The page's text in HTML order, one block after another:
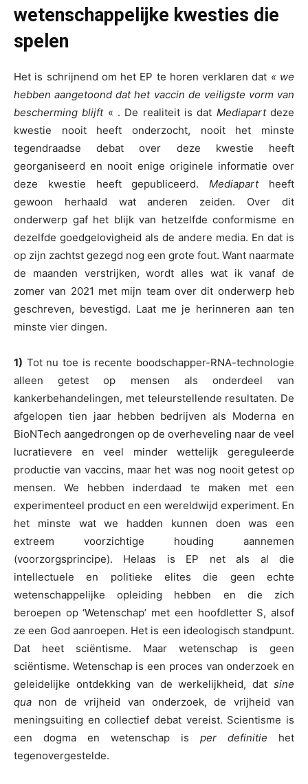
wetenschappelijke kwesties die
spelen
Het is schrijnend om het EP te horen verklaren dat « we
hebben aangetoond dat het vaccin de veiligste vorm van
bescherming blijft« . De realiteit is dat Mediapartdeze
kwestie nooit heeft onderzocht, nooit het minste
tegendraadse debat over deze kwestie heeft
georganiseerd en nooit enige originele informatie over
deze kwestie heeft gepubliceerd.Mediapartheeft
gewoon herhaald wat anderen zeiden. Over dit
onderwerp gaf het blijk van hetzelfde conformisme en
dezelfde goedgelovigheid als de andere media. En dat is
op zijn zachtst gezegd nog een grote fout. Want naarmate
de maanden verstrijken, wordt alles wat ik vanaf de
zomer van 2021 met mijn team over dit onderwerp heb
geschreven, bevestigd. Laat me je herinneren aan ten
minste vier dingen.
1) Tot nu toe is recente boodschapper-RNA-technologie
alleen getest op mensen als onderdeel van
kankerbehandelingen, met teleurstellende resultaten. De
afgelopen tien jaar hebben bedrijven als Moderna en
BioNTech aangedrongen op de overheveling naar de veel
lucratievere en veel minder wettelijk gereguleerde
productie van vaccins, maar het was nog nooit getest op
mensen. We hebben inderdaad te maken met een
experimenteel product en een wereldwijd experiment. En
het minste wat we hadden kunnen doen was een
extreem voorzichtige houding aannemen
(voorzorgsprincipe). Helaas is EP net als al die
intellectuele en politieke elites die geen echte
wetenschappelijke opleiding hebben en die zich
beroepen op ‘Wetenschap’ met een hoofdletter S, alsof
ze een God aanroepen. Het is een ideologisch standpunt.
Dat heet sciëntisme. Maar wetenschap is geen
sciëntisme. Wetenschap is een proces van onderzoek en
geleidelijke ontdekking van de werkelijkheid, dat sine
qua non de vrijheid van onderzoek, de vrijheid van
meningsuiting en collectief debat vereist. Scientisme is
een dogma en wetenschap is per definitie het
tegenovergestelde.